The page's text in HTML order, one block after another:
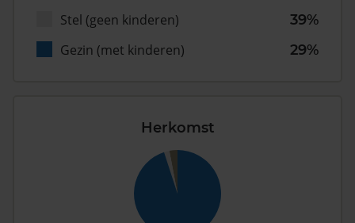
Stel (geen kinderen)
39%
Gezin (met kinderen)
29%
Herkomst